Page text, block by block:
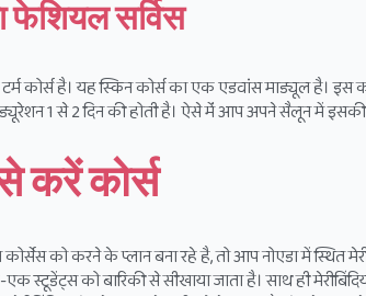
फेशियल सर्विस
कोर्स है। यह स्किन कोर्स का एक एडवांस माड्यूल है। इस
1 से 2 दिन की होती है। ऐसे मेंं आप अपने सैलून में
करें कोर्स
को करने के प्लान बना रहे है, तो आप नोएडा में स्थित
स्टूडेंट्स को बारिकी से सीखाया जाता है। साथ ही